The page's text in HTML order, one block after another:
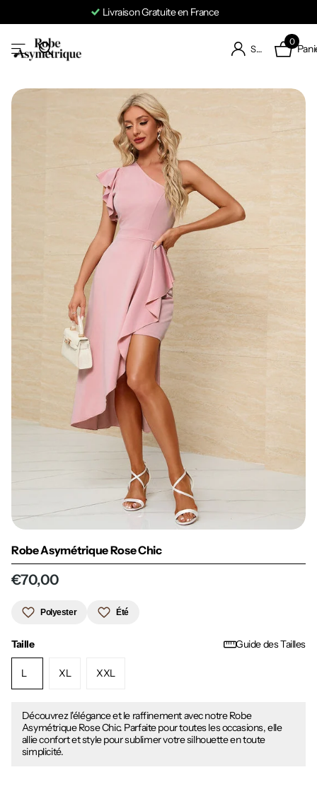
Livraison Gratuite en France
S'identifier
0
Robe Asymétrique Rose Chic
€70,00
Polyester Été
Taille Guide des Tailles
L XL XXL
Découvrez l'élégance et le raffinement avec notre Robe
Asymétrique Rose Chic. Parfaite pour toutes les occasions, elle
allie confort et style pour sublimer votre silhouette en toute
simplicité.